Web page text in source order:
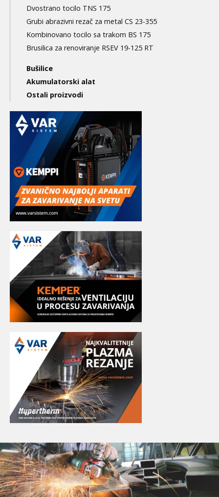
Dvostrano tocilo TNS 175
Grubi abrazivni rezač za metal CS 23-355
Kombinovano tocilo sa trakom BS 175
Brusilica za renoviranje RSEV 19-125 RT
Bušilice
Akumulatorski alat
Ostali proizvodi